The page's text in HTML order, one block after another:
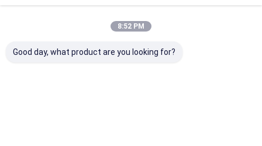
Θερμότητα και δύναμη συμπαραγωγής
Οι Κατηγορίες Μας
8:52 PM
Good day, what product are you looking for?